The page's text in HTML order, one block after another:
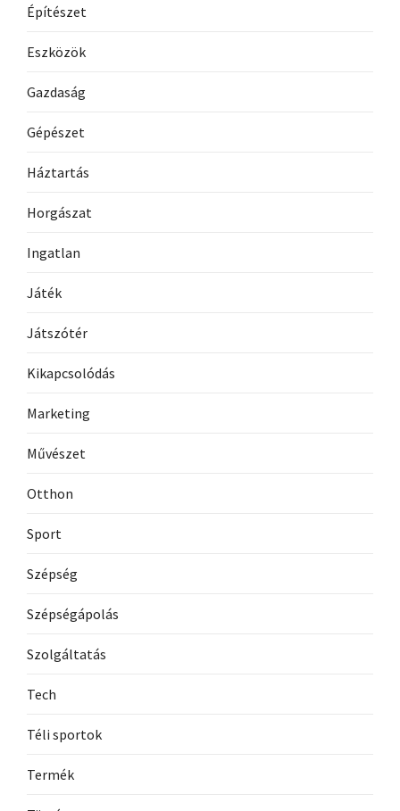
Építészet
Eszközök
Gazdaság
Gépészet
Háztartás
Horgászat
Ingatlan
Játék
Játszótér
Kikapcsolódás
Marketing
Művészet
Otthon
Sport
Szépség
Szépségápolás
Szolgáltatás
Tech
Téli sportok
Termék